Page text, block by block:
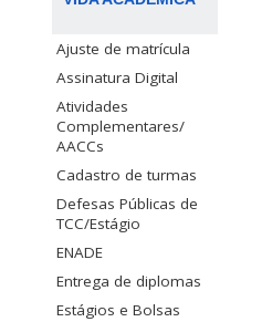
Ajuste de matrícula
Assinatura Digital
Atividades
Complementares/
AACCs
Cadastro de turmas
Defesas Públicas de
TCC/Estágio
ENADE
Entrega de diplomas
Estágios e Bolsas